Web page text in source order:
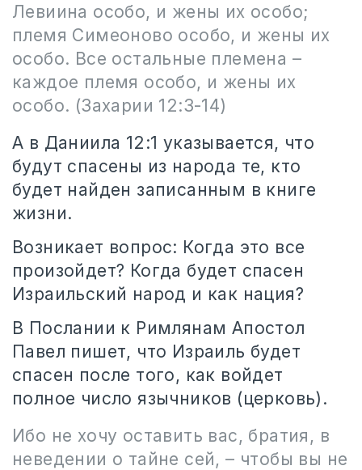
Левиина особо, и жены их особо;
племя Симеоново особо, и жены их
особо. Все остальные племена –
каждое племя особо, и жены их
особо. (Захарии 12:3-14)
А в Даниила 12:1 указывается, что
будут спасены из народа те, кто
будет найден записанным в книге
жизни.
Возникает вопрос: Когда это все
произойдет? Когда будет спасен
Израильский народ и как нация?
В Послании к Римлянам Апостол
Павел пишет, что Израиль будет
спасен после того, как войдет
полное число язычников (церковь).
Ибо не хочу оставить вас, братия, в
неведении о тайне сей, – чтобы вы не